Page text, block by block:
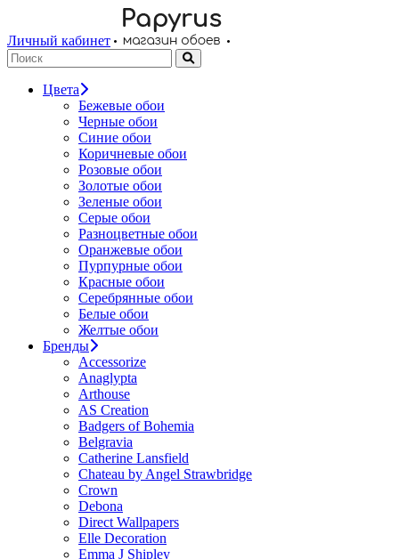
Личный кабинет
Цвета
Бежевые обои
Черные обои
Синие обои
Коричневые обои
Розовые обои
Золотые обои
Зеленые обои
Серые обои
Разноцветные обои
Оранжевые обои
Пурпурные обои
Красные обои
Серебрянные обои
Белые обои
Желтые обои
Бренды
Accessorize
Anaglypta
Arthouse
AS Creation
Badgers of Bohemia
Belgravia
Catherine Lansfield
Chateau by Angel Strawbridge
Crown
Debona
Direct Wallpapers
Elle Decoration
Emma J Shipley